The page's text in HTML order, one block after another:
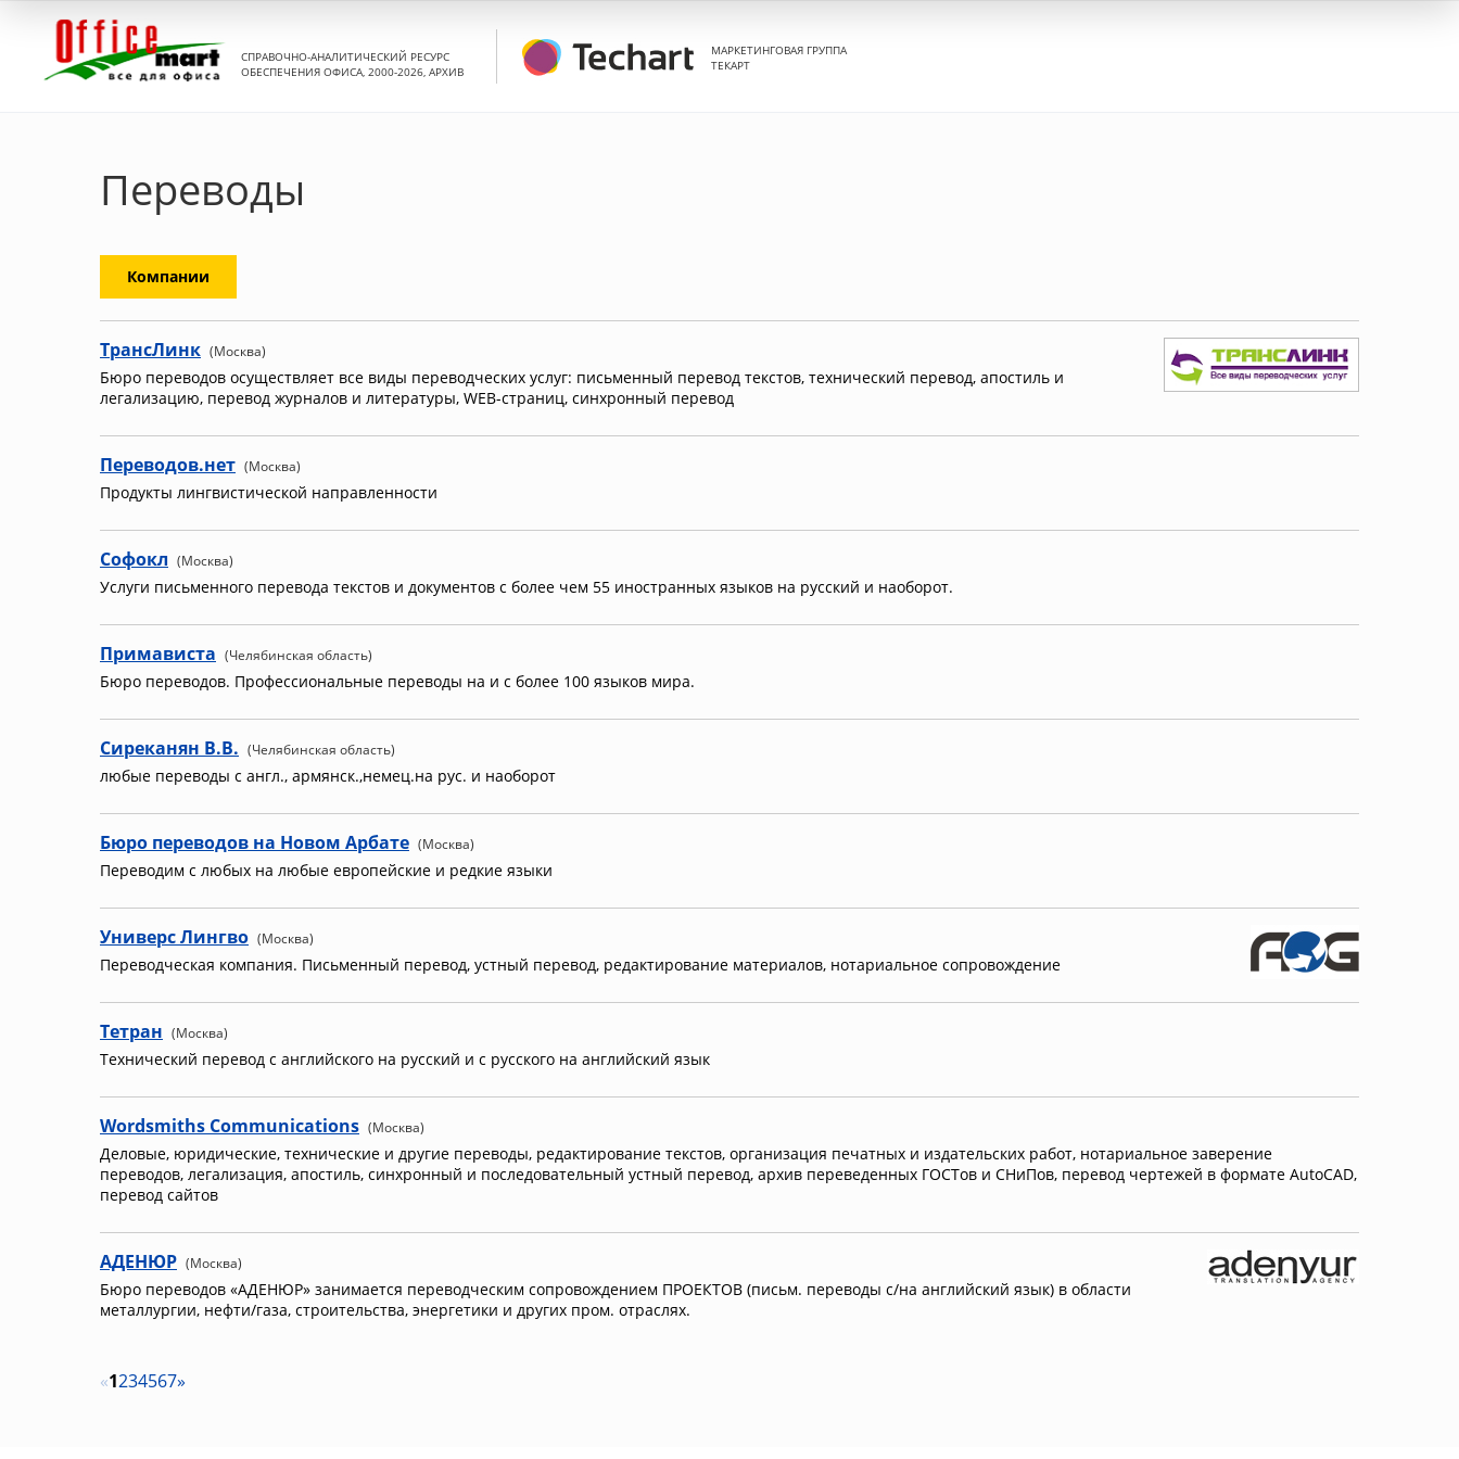
СПРАВОЧНО-АНАЛИТИЧЕСКИЙ РЕСУРС
ОБЕСПЕЧЕНИЯ ОФИСА, 2000-2026, АРХИВ
МАРКЕТИНГОВАЯ ГРУППА
ТЕКАРТ
Переводы
Компании
ТрансЛинк (Москва)
Бюро переводов осуществляет все виды переводческих услуг: письменный перевод текстов, технический перевод, апостиль и
легализацию, перевод журналов и литературы, WEB-страниц, синхронный перевод
Переводов.нет (Москва)
Продукты лингвистической направленности
Софокл (Москва)
Услуги письменного перевода текстов и документов с более чем 55 иностранных языков на русский и наоборот.
Примависта (Челябинская область)
Бюро переводов. Профессиональные переводы на и с более 100 языков мира.
Сиреканян В.В. (Челябинская область)
любые переводы с англ., армянск.,немец.на рус. и наоборот
Бюро переводов на Новом Арбате (Москва)
Переводим с любых на любые европейские и редкие языки
Универс Лингво (Москва)
Переводческая компания. Письменный перевод, устный перевод, редактирование материалов, нотариальное сопровождение
Тетран (Москва)
Технический перевод с английского на русский и с русского на английский язык
Wordsmiths Communications (Москва)
Деловые, юридические, технические и другие переводы, редактирование текстов, организация печатных и издательских работ, нотариальное заверение
переводов, легализация, апостиль, синхронный и последовательный устный перевод, архив переведенных ГОСТов и СНиПов, перевод чертежей в формате AutoCAD,
перевод сайтов
АДЕНЮР (Москва)
Бюро переводов «АДЕНЮР» занимается переводческим сопровождением ПРОЕКТОВ (письм. переводы с/на английский язык) в области
металлургии, нефти/газа, строительства, энергетики и других пром. отраслях.
«1234567»